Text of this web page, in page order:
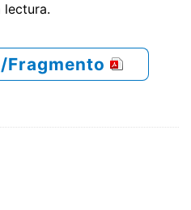
lectura.
Fragmento